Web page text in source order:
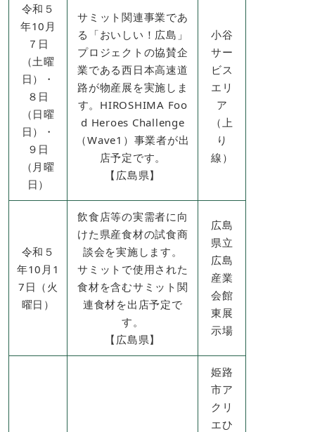
令和５
年10月
７日
（土曜
日）・
８日
（日曜
日）・
９日
（月曜
日）
サミット関連事業であ
る「おいしい！広島」
プロジェクトの協賛企
業である西日本高速道
路が物産展を実施しま
す。HIROSHIMA Foo
d Heroes Challenge
（Wave1）事業者が出
店予定です。
​【広島県】
小谷
サー
ビス
エリ
ア
（上
り
線）
令和５
年10月1
7日（火
曜日）
飲食店等の実需者に向
けた県産食材の試食商
談会を実施します。
サミットで使用された
食材を含むサミット関
連食材を出店予定で
す。
【広島県】
広島
県立
広島
産業
会館
東展
示場
姫路
市ア
クリ
エひ